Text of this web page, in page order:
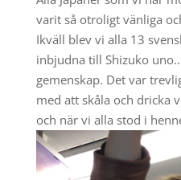
varit så otroligt vänliga
Ikväll blev vi alla 13
inbjudna till Shizuko
gemenskap. Det var
med att skåla och dricka
och när vi alla stod i